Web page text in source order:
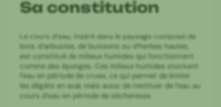
Sa constitution
Le cours d’eau, inséré dans le paysage composé de
bois, d’arbustes, de buissons ou d’herbes hautes,
est constitué de milieux humides qui fonctionnent
comme des éponges. Ces milieux humides stockent
l’eau en période de crues, ce qui permet de limiter
les dégâts en aval, mais aussi de restituer de l’eau au
cours d’eau en période de sécheresse.